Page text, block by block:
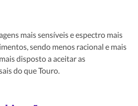
mais sensíveis e espectro mais
sendo menos racional e mais
disposto a aceitar as
do que Touro.